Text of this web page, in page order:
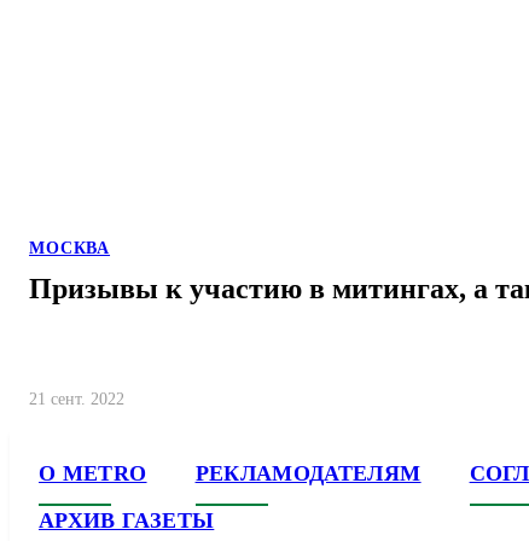
МОСКВА
Призывы к участию в митингах, а
21 сент. 2022
О METRO РЕКЛАМОДАТЕЛЯМ
АРХИВ ГАЗЕТЫ